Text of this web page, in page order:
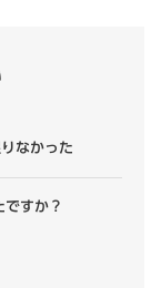
なかった
すか？